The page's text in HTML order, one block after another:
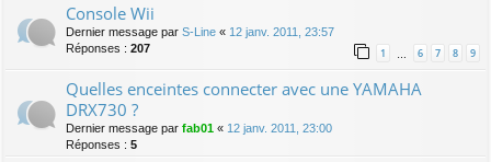
Console Wii
Dernier message par S-Line « 12 janv. 2011, 23:57
Réponses : 207 1 6 7 8 9
Quelles enceintes connecter avec une YAMAHA
DRX730 ?
Dernier message par fab01 « 12 janv. 2011, 23:00
Réponses : 5